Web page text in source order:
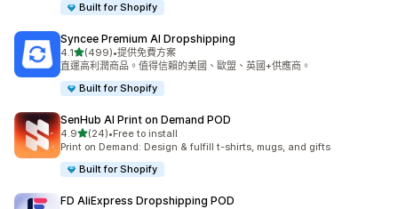
Built for Shopify
Syncee Premium AI Dropshipping
4.1滿分 5 顆星
(499)
共有 499 則評價
•提供免費方案
直運高利潤商品。值得信賴的美國、歐盟、英國+供應商。
Built for Shopify
SenHub AI Print on Demand POD
4.9滿分 5 顆星
(24)
共有 24 則評價
•Free to install
Print on Demand: Design & fulfill t-shirts, mugs, and gifts
Built for Shopify
FD AliExpress Dropshipping POD